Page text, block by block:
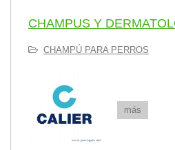
CHAMPUS Y
CHAMPÚ PARA PERROS
más